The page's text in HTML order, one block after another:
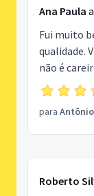
Ana Paula
Fui muito
qualidade.
não é
para
Roberto